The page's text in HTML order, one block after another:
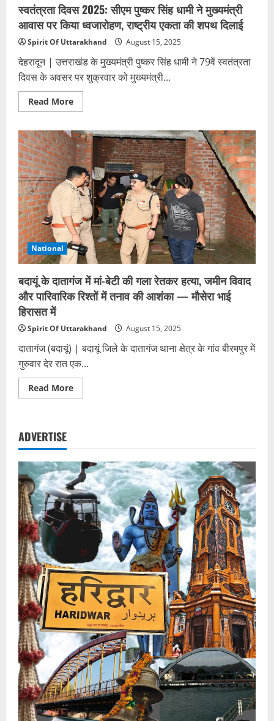
स्वतंत्रता दिवस 2025: सीएम पुष्कर सिंह धामी ने मुख्यमंत्री
आवास पर किया ध्वजारोहण, राष्ट्रीय एकता की शपथ दिलाई
Spirit Of Uttarakhand August 15, 2025
देहरादून | उत्तराखंड के मुख्यमंत्री पुष्कर सिंह धामी ने 79वें स्वतंत्रता
दिवस के अवसर पर शुक्रवार को मुख्यमंत्री...
Read MoreRead
more
दिवस
2025:
सीएम
पुष्कर
सिंह
धामी
ने
मुख्यमंत्री
आवास
पर
किया
ध्वजारोहण,
राष्ट्रीय
एकता
की
शपथ
National
बदायूं के दातागंज में मां-बेटी की गला रेतकर हत्या, जमीन विवाद
और पारिवारिक रिश्तों में तनाव की आशंका — मौसेरा भाई
हिरासत में
Spirit Of Uttarakhand August 15, 2025
दातागंज (बदायूं) | बदायूं जिले के दातागंज थाना क्षेत्र के गांव बीरमपुर में
गुरुवार देर रात एक...
Read MoreRead
more
मां-
की
गला
रेतकर
हत्या,
जमीन
विवाद
और
पारिवारिक
रिश्तों
तनाव
आशंका
—
मौसेरा
भाई
हिरासत
में
ADVERTISE